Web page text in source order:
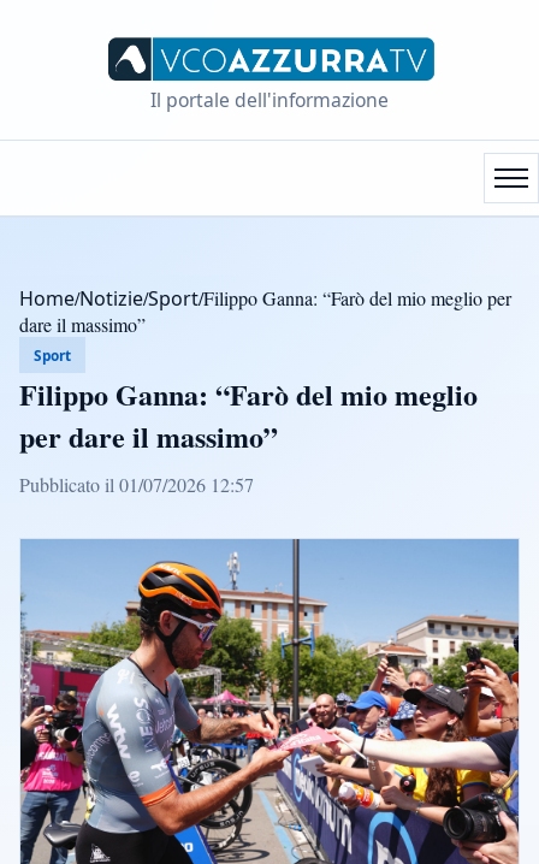
Il portale dell'informazione
Home/Notizie/Sport/Filippo Ganna: “Farò del mio meglio per
dare il massimo”
Sport
Filippo Ganna: “Farò del mio meglio
per dare il massimo”
Pubblicato il 01/07/2026 12:57